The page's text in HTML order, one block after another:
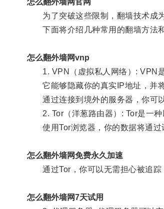
怎么翻外墙网官网
为了突破这些限制，翻墙技术成为
下面将介绍几种常用的翻墙方法和
怎么翻外墙网vnp
1. VPN（虚拟私人网络）: VPN是
它能够隐藏你的真实IP地址，并将
通过连接到境外的服务器，你可以
2. Tor（洋葱路由器）: Tor是一种
使用Tor浏览器，你的数据将通过
怎么翻外墙网免费永久加速
通过Tor，你可以无需担心被追踪
怎么翻外墙网7天试用